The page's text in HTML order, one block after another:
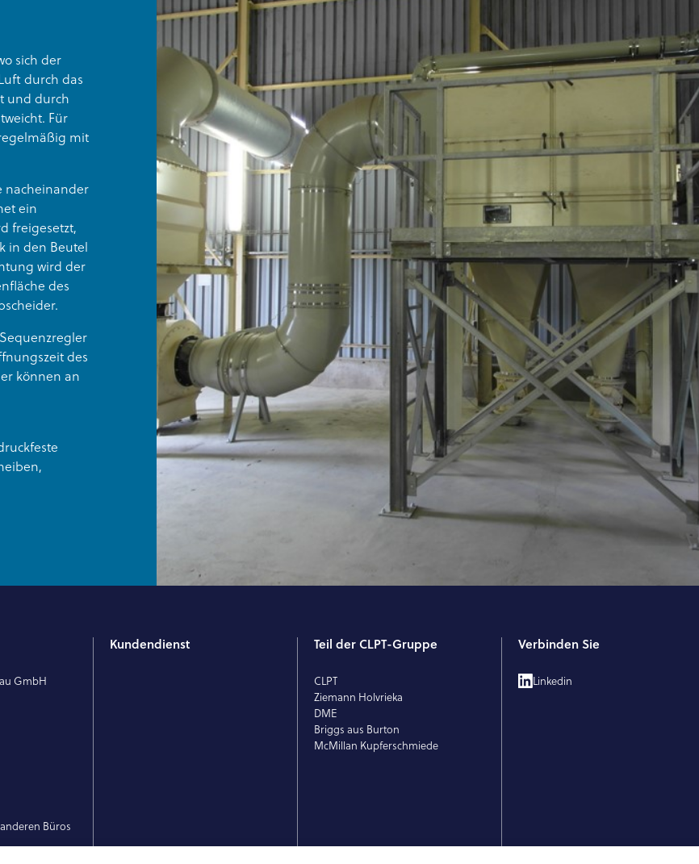
sich der
durch das
und durch
Für
mit
nacheinander
ein
freigesetzt,
in den Beutel
wird der
des
des
können an
GmbH
Büros
Kundendienst Teil der CLPT-Gruppe
CLPT
Ziemann Holvrieka
DME
Briggs aus Burton
McMillan Kupferschmiede
Verbinden Sie
Linkedin